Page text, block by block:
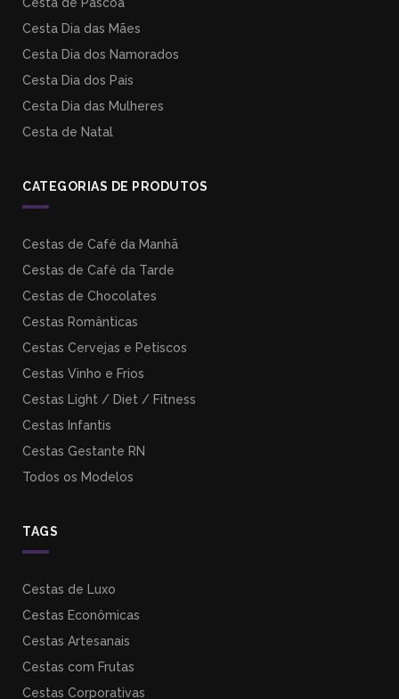
Cesta Dia das Mães
Cesta Dia dos Namorados
Cesta Dia dos Pais
Cesta Dia das Mulheres
Cesta de Natal
CATEGORIAS DE PRODUTOS
Cestas de Café da Manhã
Cestas de Café da Tarde
Cestas de Chocolates
Cestas Românticas
Cestas Cervejas e Petiscos
Cestas Vinho e Frios
Cestas Light / Diet / Fitness
Cestas Infantis
Cestas Gestante RN
Todos os Modelos
TAGS
Cestas de Luxo
Cestas Econômicas
Cestas Artesanais
Cestas com Frutas
Cestas Corporativas